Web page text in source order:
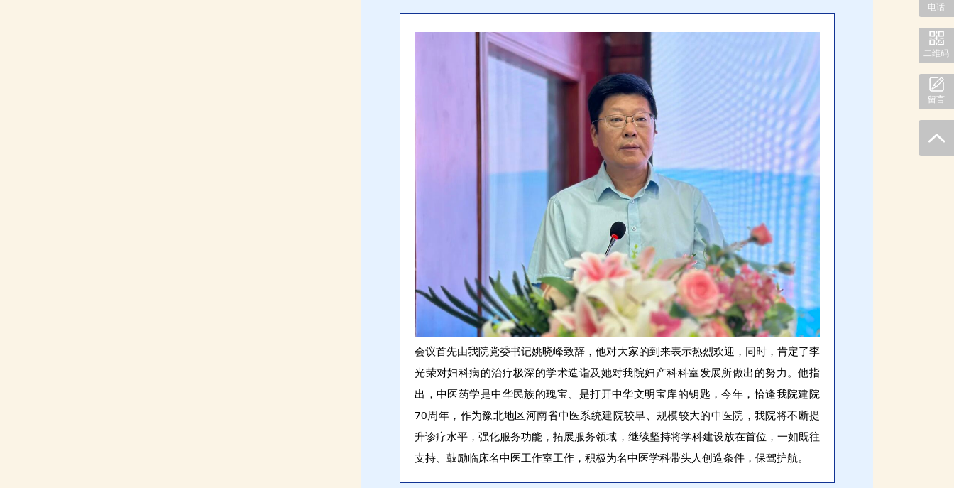
会议首先由我院党委书记姚晓峰致辞，他对大家的到来表示热烈欢迎，同时，肯定了李
光荣对妇科病的治疗极深的学术造诣及她对我院妇产科科室发展所做出的努力。他指
出，中医药学是中华民族的瑰宝、是打开中华文明宝库的钥匙，今年，恰逢我院建院
70周年，作为豫北地区河南省中医系统建院较早、规模较大的中医院，我院将不断提
升诊疗水平，强化服务功能，拓展服务领域，继续坚持将学科建设放在首位，一如既往
支持、鼓励临床名中医工作室工作，积极为名中医学科带头人创造条件，保驾护航。
电话
二维码
留言